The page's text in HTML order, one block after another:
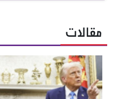
مقالات